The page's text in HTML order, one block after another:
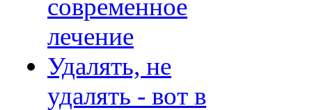
современное
лечение
Удалять, не
удалять - вот в